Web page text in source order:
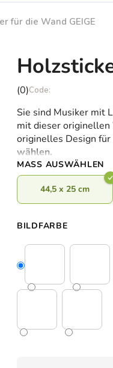
für die Wand GEIGE
Die
Produktbewertung
ist
0,0
von
5
Sternen.
(0)
Sie sind Musiker mit
mit dieser originellen
originelles Design für
wählen.
MASS AUSWÄHLEN
44,5 x 25 cm
BILDFARBE